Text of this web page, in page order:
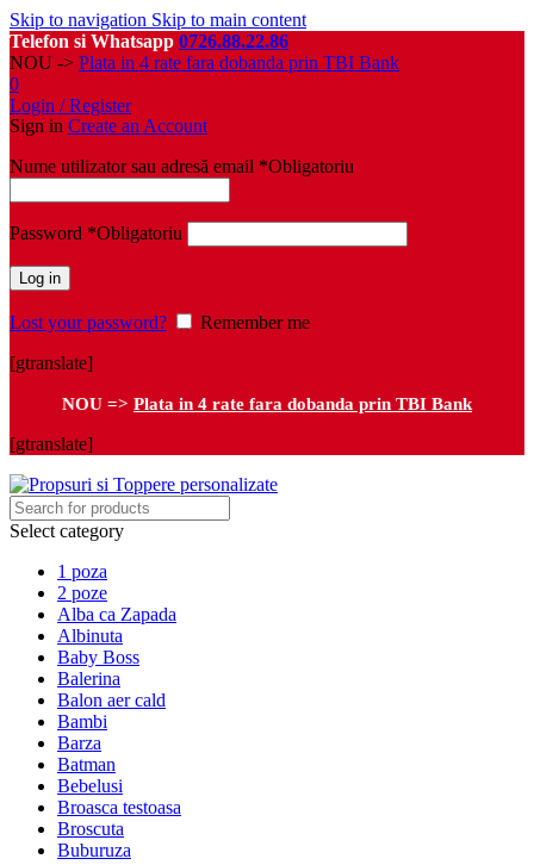
Skip to navigation Skip to main content
Telefon si Whatsapp 0726.88.22.86
NOU -> Plata in 4 rate fara dobanda prin TBI Bank
0
Login / Register
Sign in Create an Account
Nume utilizator sau adresă email *Obligatoriu
Password *Obligatoriu
Log in
Lost your password?
Remember me
[gtranslate]
NOU => Plata in 4 rate fara dobanda prin TBI Bank
[gtranslate]
Select category
1 poza
2 poze
Alba ca Zapada
Albinuta
Baby Boss
Balerina
Balon aer cald
Bambi
Barza
Batman
Bebelusi
Broasca testoasa
Broscuta
Buburuza